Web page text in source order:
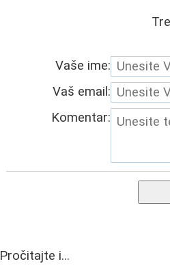
Vaše ime:
Vaš email:
Komentar:
Pročitajte i...